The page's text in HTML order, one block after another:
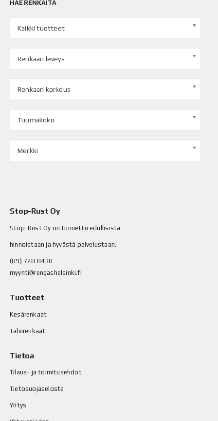
HAE RENKAITA
Kaikki tuotteet
Renkaan leveys
Renkaan korkeus
Tuumakoko
Merkki
Stop-Rust Oy
Stop-Rust Oy on tunnettu edullisista
hinnoistaan ja hyvästä palvelustaan.
(09) 728 8430
myynti@rengashelsinki.fi
Tuotteet
Kesärenkaat
Talvirenkaat
Tietoa
Tilaus- ja toimitusehdot
Tietosuojaseloste
Yritys